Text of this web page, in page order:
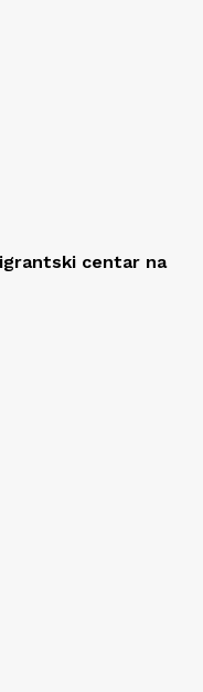
centar na